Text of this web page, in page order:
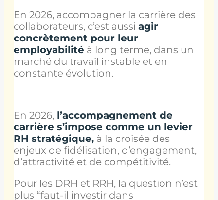
En 2026, accompagner la carrière des
collaborateurs, c’est aussi agir
concrètement pour leur
employabilité à long terme, dans un
marché du travail instable et en
constante évolution.
En 2026, l’accompagnement de
carrière s’impose comme un levier
RH stratégique, à la croisée des
enjeux de fidélisation, d’engagement,
d’attractivité et de compétitivité.
Pour les DRH et RRH, la question n’est
plus “faut-il investir dans